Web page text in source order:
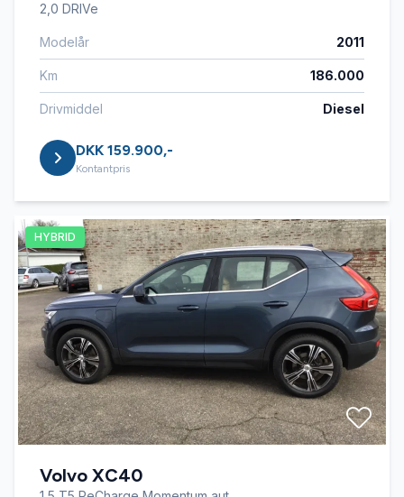
2,0 DRIVe
Modelår 2011
Km 186.000
Drivmiddel Diesel
DKK 159.900,-
Kontantpris
HYBRID
Volvo XC40